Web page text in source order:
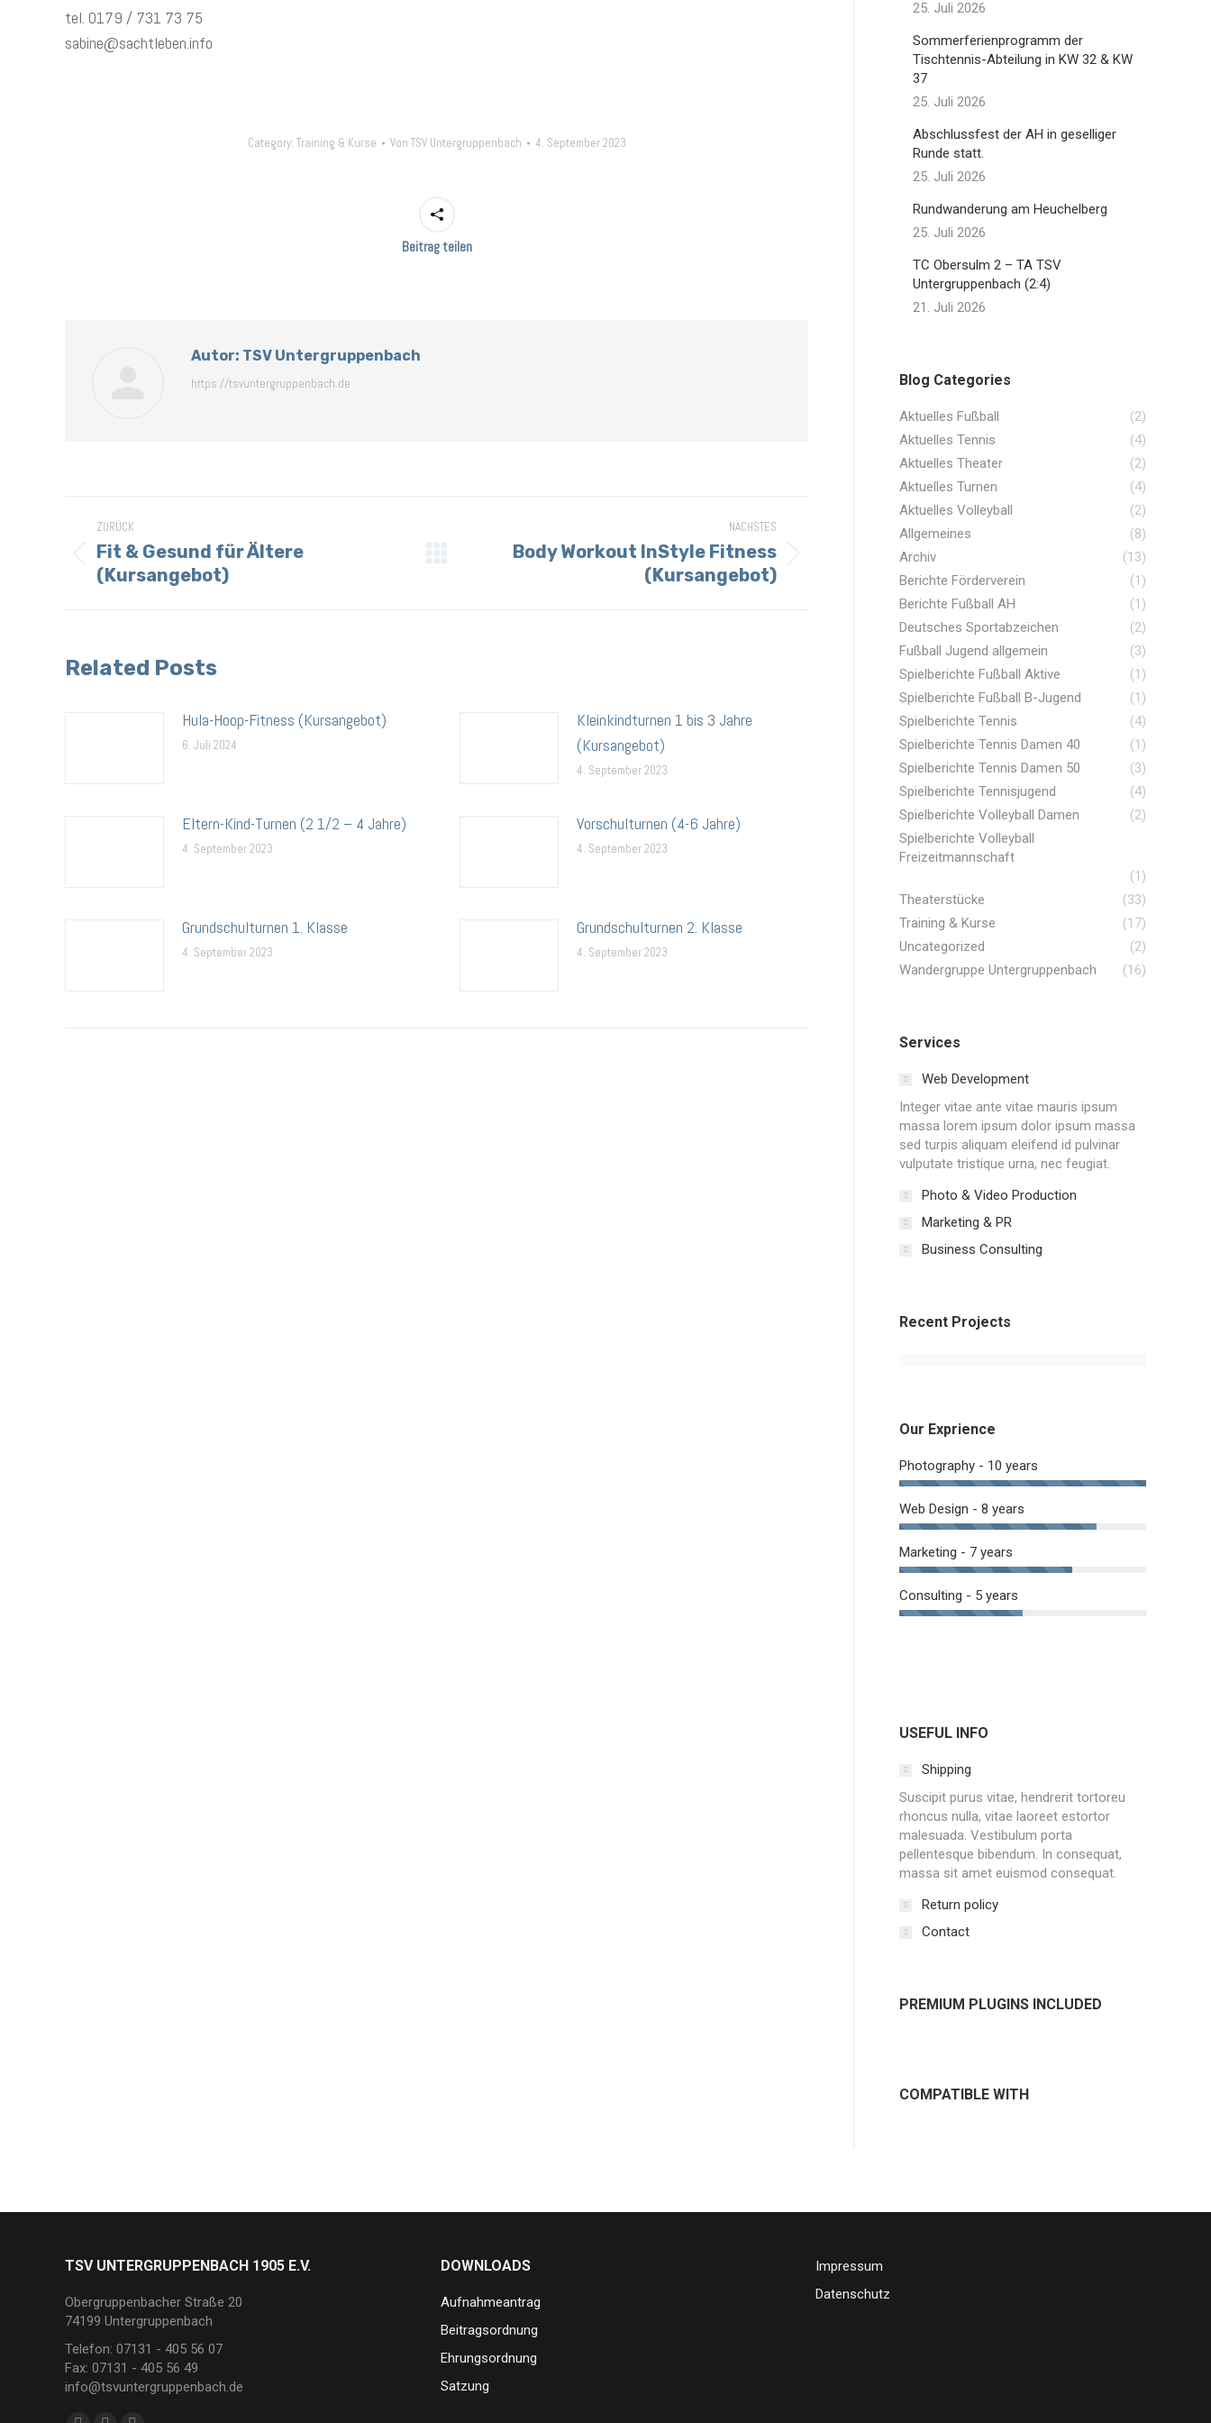
tel. 0179 / 731 73 75
sabine@sachtleben.info
Category: Training & Kurse Von TSV Untergruppenbach 4. September 2023
Beitrag teilen
Autor: TSV Untergruppenbach
https://tsvuntergruppenbach.de
Kommentarnavigation
ZURÜCK
Vorheriger
Beitrag:
Fit & Gesund für Ältere
(Kursangebot)
NÄCHSTES
Nächster
Body Workout InStyle Fitness
(Kursangebot)
Related Posts
Hula-Hoop-Fitness (Kursangebot)
6. Juli 2024
Kleinkindturnen 1 bis 3 Jahre
(Kursangebot)
4. September 2023
Eltern-Kind-Turnen (2 1/2 – 4 Jahre)
4. September 2023
Vorschulturnen (4-6 Jahre)
4. September 2023
Grundschulturnen 1. Klasse
4. September 2023
Grundschulturnen 2. Klasse
4. September 2023
25. Juli 2026
Sommerferienprogramm der
Tischtennis-Abteilung in KW 32 & KW
37
25. Juli 2026
Abschlussfest der AH in geselliger
Runde statt.
25. Juli 2026
Rundwanderung am Heuchelberg
25. Juli 2026
TC Obersulm 2 – TA TSV
Untergruppenbach (2:4)
21. Juli 2026
Blog Categories
Aktuelles Fußball
(2)
Aktuelles Tennis
(4)
Aktuelles Theater
(2)
Aktuelles Turnen
(4)
Aktuelles Volleyball
(2)
Allgemeines
(8)
Archiv
(13)
Berichte Förderverein
(1)
Berichte Fußball AH
(1)
Deutsches Sportabzeichen
(2)
Fußball Jugend allgemein
(3)
Spielberichte Fußball Aktive
(1)
Spielberichte Fußball B-Jugend
(1)
Spielberichte Tennis
(4)
Spielberichte Tennis Damen 40
(1)
Spielberichte Tennis Damen 50
(3)
Spielberichte Tennisjugend
(4)
Spielberichte Volleyball Damen
(2)
Spielberichte Volleyball
Freizeitmannschaft
(1)
Theaterstücke
(33)
Training & Kurse
(17)
Uncategorized
(2)
Wandergruppe Untergruppenbach
(16)
Services
Web Development
Integer vitae ante vitae mauris ipsum
massa lorem ipsum dolor ipsum massa
sed turpis aliquam eleifend id pulvinar
vulputate tristique urna, nec feugiat.
Photo & Video Production
Marketing & PR
Business Consulting
Recent Projects
Our Exprience
Photography - 10 years
Web Design - 8 years
Marketing - 7 years
Consulting - 5 years
USEFUL INFO
Shipping
Suscipit purus vitae, hendrerit tortoreu
rhoncus nulla, vitae laoreet estortor
malesuada. Vestibulum porta
pellentesque bibendum. In consequat,
massa sit amet euismod consequat.
Return policy
Contact
PREMIUM PLUGINS INCLUDED
COMPATIBLE WITH
TSV UNTERGRUPPENBACH 1905 E.V.
Obergruppenbacher Straße 20
74199 Untergruppenbach
Telefon: 07131 - 405 56 07
Fax: 07131 - 405 56 49
info@tsvuntergruppenbach.de
Finden Sie uns auf:
DOWNLOADS
Aufnahmeantrag
Beitragsordnung
Ehrungsordnung
Satzung
Impressum
Datenschutz